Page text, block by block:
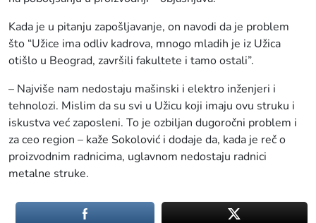
Kada je u pitanju zapošljavanje, on navodi da je problem
što “Užice ima odliv kadrova, mnogo mladih je iz Užica
otišlo u Beograd, završili fakultete i tamo ostali”.
– Najviše nam nedostaju mašinski i elektro inženjeri i
tehnolozi. Mislim da su svi u Užicu koji imaju ovu struku i
iskustva već zaposleni. To je ozbiljan dugoročni problem i
za ceo region – kaže Sokolović i dodaje da, kada je reč o
proizvodnim radnicima, uglavnom nedostaju radnici
metalne struke.